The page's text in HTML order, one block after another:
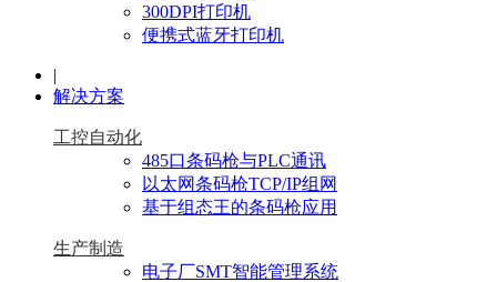
300DPI打印机
便携式蓝牙打印机
|
解决方案
工控自动化
485口条码枪与PLC通讯
以太网条码枪TCP/IP组网
基于组态王的条码枪应用
生产制造
电子厂SMT智能管理系统